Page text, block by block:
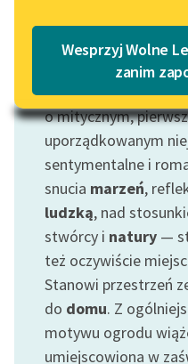
Lektury szkolne i klasyka
literatury do słuchania dla
uczennic i uczniów z
niepełnosprawnościami
E-kolekcja lektur
szkolnych i literatury do
słuchania dla uczennic i
uczniów z
niepełnosprawnościami
Feministyczne inspiracje.
Popularyzacja
Wesprzyj Wolne
zanim
dzikiej,
ogrodu to próba
sposób ludzki
o mitycznym,
uporządkowanym
sentymentalne i
snucia marzeń,
ludzką, nad
stwórcy i natury —
też oczywiście
Stanowi przestrzeń
do domu. Z
motywu ogrodu
umiejscowiona w